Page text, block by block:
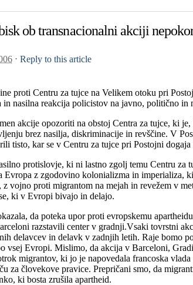
ob transnacionalni akciji
⋅ Reply to this article
proti Centru za tujce na Velikem otoku pri
in nasilna reakcija policistov na javno, politično
akcije opozoriti na obstoj Centra za tujce, ki
brez nasilja, diskriminacije in revščine. V
tisto, kar se v Centru za tujce pri Postojni
protislovje, ki ni lastno zgolj temu Centru
Evropa z zgodovino kolonializma in
vojno proti migrantom na mejah in revežem v
ki v Evropi bivajo in delajo.
da poteka upor proti evropskemu
razstavili center v gradnji.Vsaki tovrstni
delavcev in delavk v zadnjih letih. Raje bomo
vsej Evropi. Mislimo, da akcija v Barceloni,
migrantov, ki jo je napovedala francoska
za človekove pravice. Prepričani smo, da
ki bosta zrušila apartheid.